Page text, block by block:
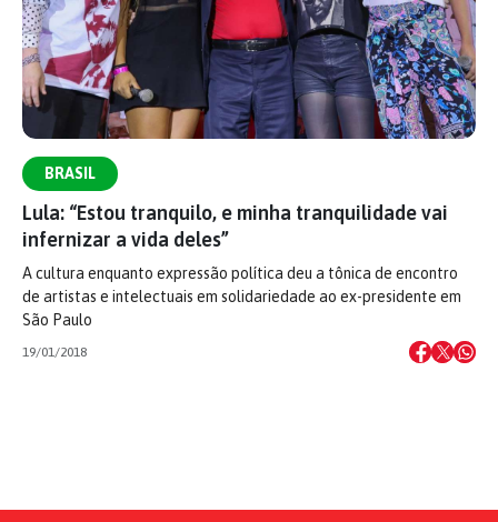
BRASIL
Lula: “Estou tranquilo, e minha tranquilidade vai
infernizar a vida deles”
A cultura enquanto expressão política deu a tônica de encontro
de artistas e intelectuais em solidariedade ao ex-presidente em
São Paulo
19/01/2018